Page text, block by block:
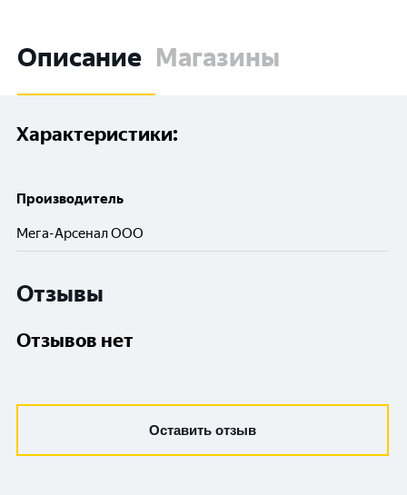
Описание Магазины
Характеристики:
Производитель
Мега-Арсенал ООО
Отзывы
Отзывов нет
Оставить отзыв